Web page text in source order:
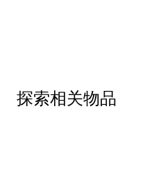
探索相关物品